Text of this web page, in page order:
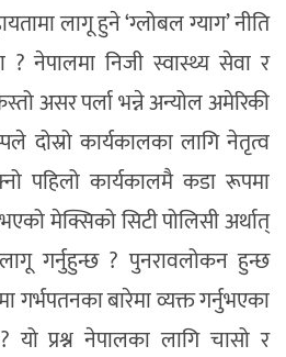
लागू हुने ‘ग्लोबल ग्याग’ नीति
नेपालमा निजी स्वास्थ्य सेवा र
असर पर्ला भन्ने अन्योल अमेरिकी
दोस्रो कार्यकालका लागि नेतृत्व
पहिलो कार्यकालमै कडा रूपमा
मेक्सिको सिटी पोलिसी अर्थात्
गर्नुहुन्छ ? पुनरावलोकन हुन्छ
बारेमा व्यक्त गर्नुभएका
यो प्रश्न नेपालका लागि चासो र